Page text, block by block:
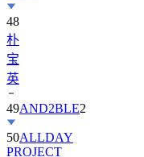
朴
宝
英
49
50ALLDAY
PROJECT